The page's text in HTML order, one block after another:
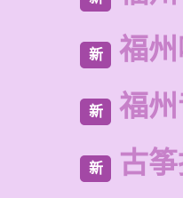
新 福
新 福
新 古